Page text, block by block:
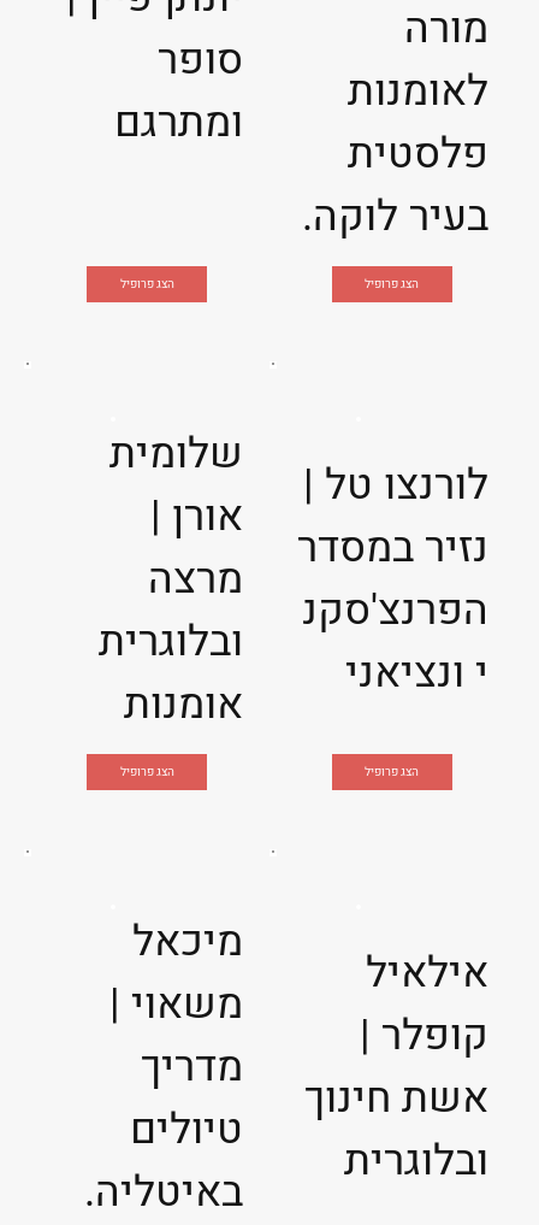
סופר
ומתרגם
הצג פרופיל
מורה
לאומנות
פלסטית
בעיר לוקה.
הצג פרופיל
שלומית
אורן |
מרצה
ובלוגרית
אומנות
הצג פרופיל
לורנצו טל |
נזיר במסדר
הפרנצ'סקנ
י ונציאני
הצג פרופיל
מיכאל
משאוי |
מדריך
טיולים
באיטליה.
אילאיל
קופלר |
אשת חינוך
ובלוגרית